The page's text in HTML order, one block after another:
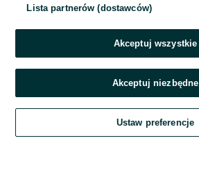
Zadzwoń / SMS
Szukaj Obserwujesz Dodaj
Lista partnerów (dostawców)
Akceptuj wszystkie
Akceptuj niezbędne
Ustaw preferencje